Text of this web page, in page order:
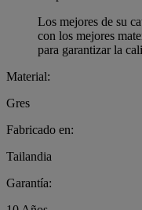
Los mejores de su
con los mejores
para garantizar la
Material:
Gres
Fabricado en:
Tailandia
Garantía: